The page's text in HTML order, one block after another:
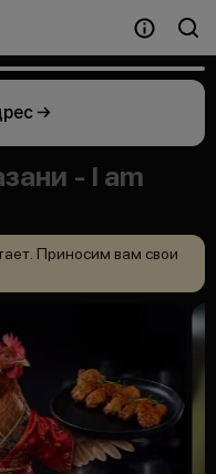
→
- I am
Приносим вам свои